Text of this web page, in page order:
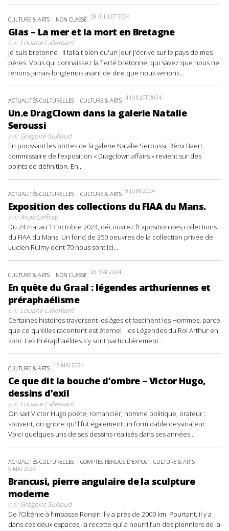
CULTURE & ARTS NON CLASSÉ 28 JUILLET 2024
Glas – La mer et la mort en Bretagne
parLouane Lallemant
Je suis bretonne : il fallait bien qu'un jour j'écrive sur le pays de mes
pères. Vous qui connaissez la fierté bretonne, qui savez que nous ne
tenons jamais longtemps avant de dire que nous venons...
ACTUALITÉS CULTURELLES CULTURE & ARTS 4 JUILLET 2024
Un.e DragClown dans la galerie Natalie
Seroussi
parGrégoire Suillaud
En poussant les portes de la galerie Natalie Seroussi, Rémi Baert,
commissaire de l’exposition « Dragclown affairs » revient sur des
points de définition. En...
ACTUALITÉS CULTURELLES CULTURE & ARTS 9 JUIN 2024
Exposition des collections du FIAA du Mans.
parAnaë Leffray
Du 24 mai au 13 octobre 2024, découvrez l’Exposition des collections
du FIAA du Mans. Un fond de 350 oeuvres de la collection privée de
Lucien Ruimy dont 70 nous sont ici...
CULTURE & ARTS NON CLASSÉ 26 MAI 2024
En quête du Graal : légendes arthuriennes et
préraphaélisme
parLouane Lallemant
Certaines histoires traversent les âges et fascinent les Hommes, parce
que ce qu'elles racontent est éternel : les Légendes du Roi Arthur en
sont. Les Préraphaélites s'y sont particulièrement...
CULTURE & ARTS 12 MAI 2024
Ce que dit la bouche d’ombre – Victor Hugo,
dessins d’exil
parLouane Lallemant
On sait Victor Hugo poète, romancier, homme politique, orateur :
souvent, on ignore qu'il fut également un formidable dessinateur.
Voici quelques uns de ses dessins réalisés dans ses années...
ACTUALITÉS CULTURELLES COMPTES RENDUS D'EXPOS CULTURE & ARTS
5 MAI 2024
Brancusi, pierre angulaire de la sculpture
moderne
parGrégoire Suillaud
De l’Olténie à l’impasse Ronsin il y a près de 2000 km. Pourtant, il y a
dans ces deux espaces, la recette qui a nourri l’un des pionniers de la